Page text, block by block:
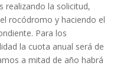
realizando la solicitud,
rocódromo y haciendo el
Para los
la cuota anual será de
a mitad de año habrá